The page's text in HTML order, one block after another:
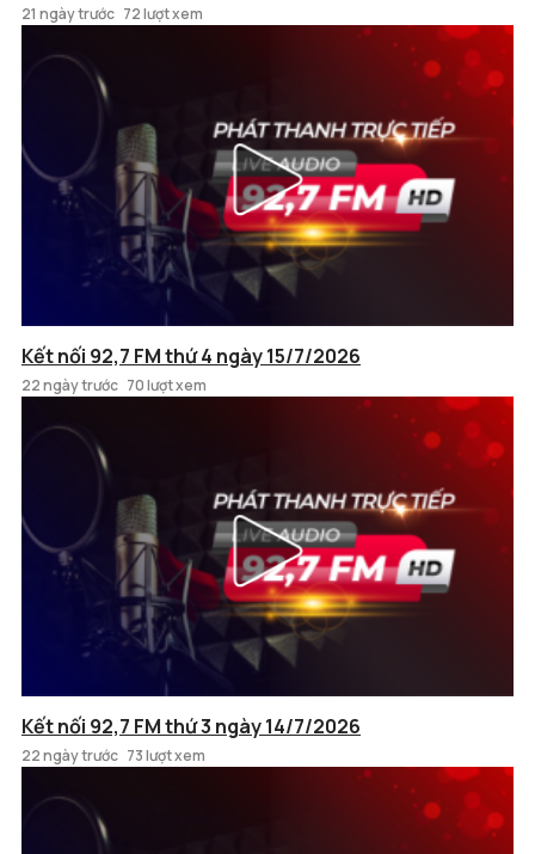
21 ngày trước 72 lượt xem
Kết nối 92,7 FM thứ 4 ngày 15/7/2026
22 ngày trước 70 lượt xem
Kết nối 92,7 FM thứ 3 ngày 14/7/2026
22 ngày trước 73 lượt xem